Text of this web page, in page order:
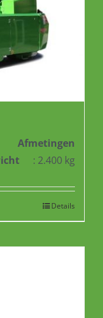
Afmetingen
: 2.400 kg
Details